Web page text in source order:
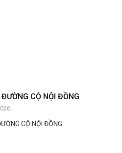
ĐƯỜNG CỘ NỘI ĐỒNG
CỘ NỘI ĐỒNG